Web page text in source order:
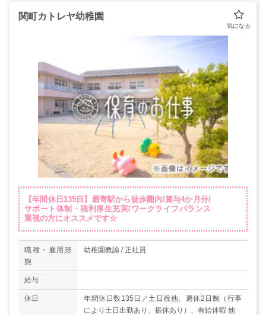
関町カトレヤ幼稚園
【年間休日135日】最寄駅から徒歩圏内/賞与4か月分/
サポート体制・福利厚生充実/ワークライフバランス
重視の方にオススメです☆
職種・雇用形
態
幼稚園教諭 / 正社員
給与
休日
年間休日数135日／土日祝他、週休2日制（行事
により土日出勤あり、振休あり）、有給休暇 他